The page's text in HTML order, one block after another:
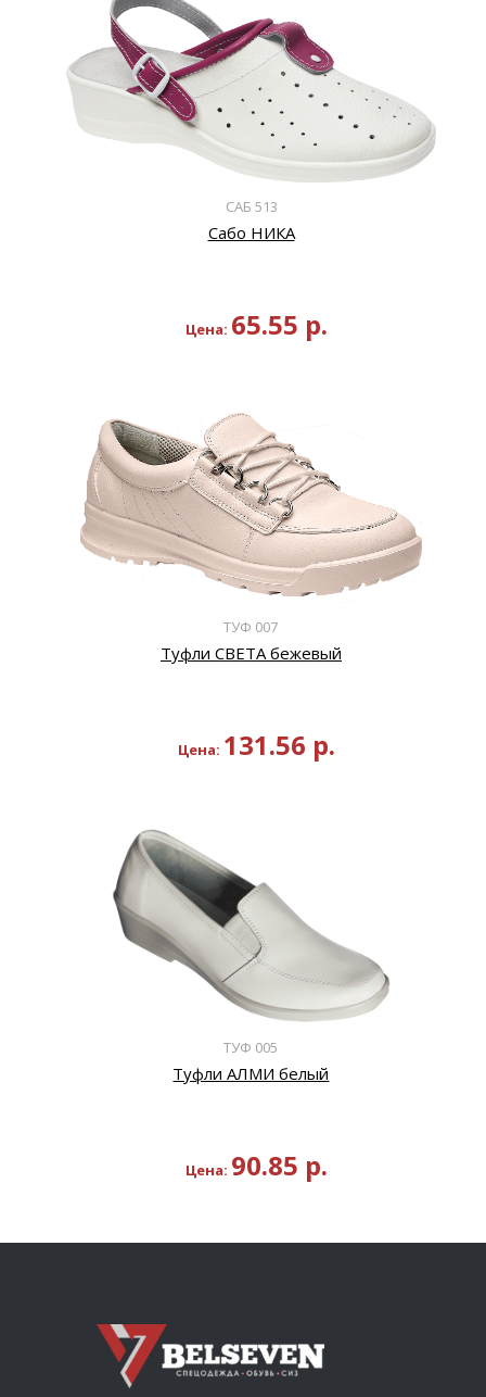
САБ 513
Сабо НИКА
Цена: 65.55 р.
ТУФ 007
Туфли СВЕТА бежевый
Цена: 131.56 р.
ТУФ 005
Туфли АЛМИ белый
Цена: 90.85 р.